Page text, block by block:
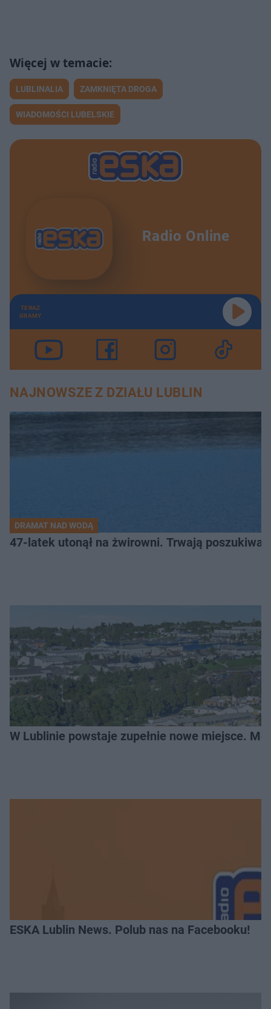
LUBLINALIA ZAMKNIĘTA DROGA
WIADOMOŚCI LUBELSKIE
Radio Online
TERAZ
GRAMY
NAJNOWSZE Z DZIAŁU LUBLIN
DRAMAT NAD WODĄ
47-latek utonął na żwirowni. Trwają
W Lublinie powstaje zupełnie nowe miejsce.
ESKA Lublin News. Polub nas na Facebooku!